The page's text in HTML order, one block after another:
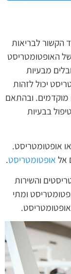
הקשור לבריאות
של האופטומטריסט
מבעיות
יכול לזהות
מוקדמים. ובהתאם
בבעיות
אופטומטריסט.
אל אופטומטריסט.
והשירות
ומתי